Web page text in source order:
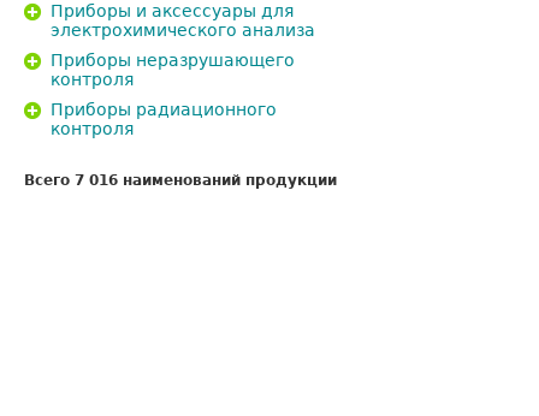
Приборы и аксессуары для
электрохимического анализа
Приборы неразрушающего
контроля
Приборы радиационного
контроля
Всего 7 016 наименований продукции